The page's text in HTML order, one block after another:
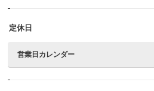
定休日
営業日カレンダー